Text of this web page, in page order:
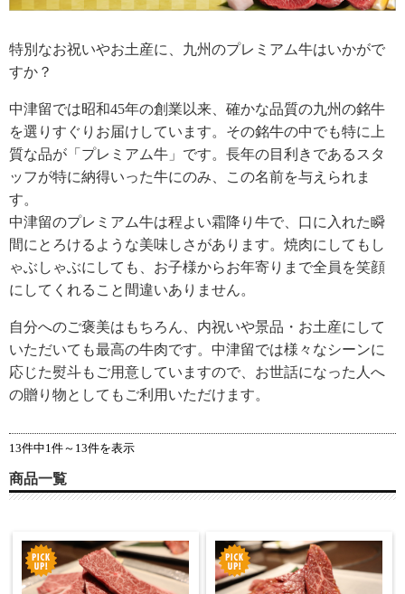
特別なお祝いやお土産に、九州のプレミアム牛はいかがで
すか？
中津留では昭和45年の創業以来、確かな品質の九州の銘牛
を選りすぐりお届けしています。その銘牛の中でも特に上
質な品が「プレミアム牛」です。長年の目利きであるスタ
ッフが特に納得いった牛にのみ、この名前を与えられま
す。
中津留のプレミアム牛は程よい霜降り牛で、口に入れた瞬
間にとろけるような美味しさがあります。焼肉にしてもし
ゃぶしゃぶにしても、お子様からお年寄りまで全員を笑顔
にしてくれること間違いありません。
自分へのご褒美はもちろん、内祝いや景品・お土産にして
いただいても最高の牛肉です。中津留では様々なシーンに
応じた熨斗もご用意していますので、お世話になった人へ
の贈り物としてもご利用いただけます。
13件中1件～13件を表示
商品一覧